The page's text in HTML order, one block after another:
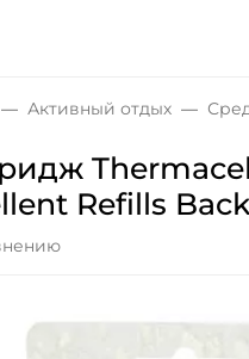
Активный отдых
Refills